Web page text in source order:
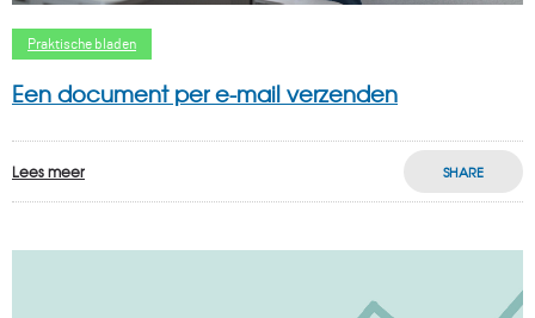
Praktische bladen
Een document per e-mail verzenden
Lees meer SHARE